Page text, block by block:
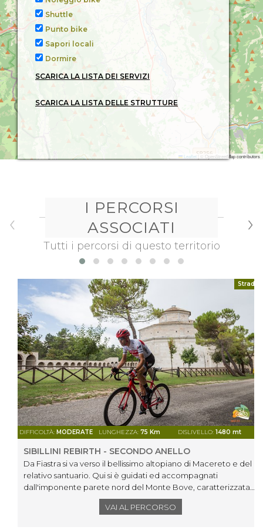
Leaflet © OpenStreetMap contributors
Shuttle
Punto bike
Sapori locali
Dormire
SCARICA LA LISTA DEI SERVIZI
SCARICA LA LISTA DELLE STRUTTURE
I PERCORSI
ASSOCIATI
Tutti i percorsi di questo territorio
Strada
DIFFICOLTÀ: MODERATE LUNGHEZZA: 75 Km DISLIVELLO: 1480 mt
SIBILLINI REBIRTH - SECONDO ANELLO
Da Fiastra si va verso il bellissimo altopiano di Macereto e del
relativo santuario. Qui si è guidati ed accompagnati
dall'imponente parete nord del Monte Bove, caratterizzata
prevalentemente da calcare massiccio di tipo dolomitico,
rappresentante la parete rocciosa più vasta dell'intero
VAI AL PERCORSO
‹ ›